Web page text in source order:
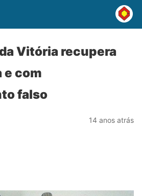
Vitória recupera
e com
falso
14 anos atrás